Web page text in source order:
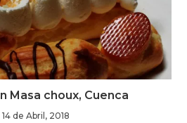
Masa choux, Cuenca
14 de Abril, 2018